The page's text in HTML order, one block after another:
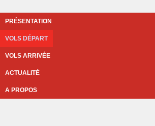
PRÉSENTATION
VOLS DÉPART
VOLS ARRIVÉE
ACTUALITÉ
A PROPOS